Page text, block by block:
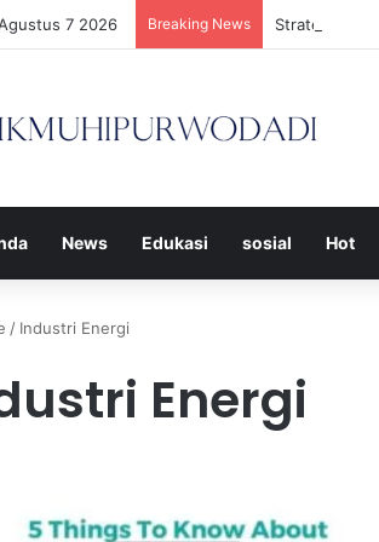
7 2026 Breaking News Strategi
News Edukasi sosial Hot
/ Industri Energi
Energi